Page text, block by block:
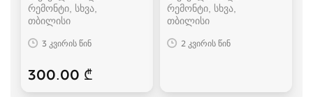
რემონტი, სხვა
თბილისი
3 კვირის წინ
300.00 ₾
რემონტი, სხვა
თბილისი
2 კვირის წინ